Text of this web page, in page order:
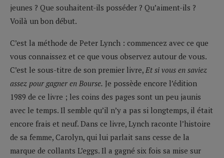
jeunes ? Que souhaitent-ils posséder ? Qu’aiment-ils ?
Voilà un bon début.
C’est la méthode de Peter Lynch : commencez avec ce que
vous connaissez et ce que vous observez autour de vous.
C’est le sous-titre de son premier livre, Et si vous en saviez
assez pour gagner en Bourse. Je possède encore l’édition
1989 de ce livre ; les coins des pages sont un peu jaunis
avec le temps. Il semble qu’il n’y a pas si longtemps, il était
encore frais et neuf. Dans ce livre, Lynch raconte l’histoire
de sa femme, Carolyn, qui lui parlait sans cesse de la
marque de collants L’eggs. Il a gagné six fois sa mise sur